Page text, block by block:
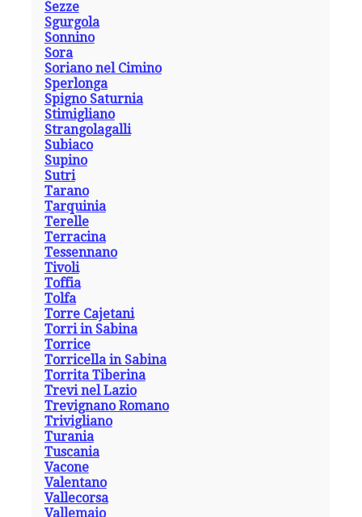
Sezze
Sgurgola
Sonnino
Sora
Soriano nel Cimino
Sperlonga
Spigno Saturnia
Stimigliano
Strangolagalli
Subiaco
Supino
Sutri
Tarano
Tarquinia
Terelle
Terracina
Tessennano
Tivoli
Toffia
Tolfa
Torre Cajetani
Torri in Sabina
Torrice
Torricella in Sabina
Torrita Tiberina
Trevi nel Lazio
Trevignano Romano
Trivigliano
Turania
Tuscania
Vacone
Valentano
Vallecorsa
Vallemaio